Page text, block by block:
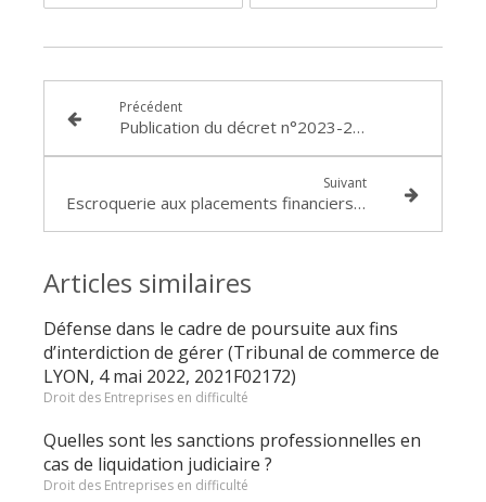
Précédent
Publication du décret n°2023-275 sur la présomption de démission en cas d'abandon de poste
Suivant
Escroquerie aux placements financiers : Condamnation de REVOLUT pour négligence (TJ de TOULON, 2 chambre, 6 avril 2023, RG 22/01342)
Articles similaires
Défense dans le cadre de poursuite aux fins
d’interdiction de gérer (Tribunal de commerce de
LYON, 4 mai 2022, 2021F02172)
Droit des Entreprises en difficulté
Quelles sont les sanctions professionnelles en
cas de liquidation judiciaire ?
Droit des Entreprises en difficulté